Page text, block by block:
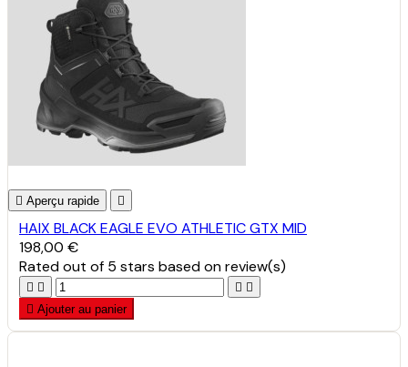
 Aperçu rapide 
HAIX BLACK EAGLE EVO ATHLETIC GTX MID
198,00 €
Ratedout of 5 stars based onreview(s)
   
 Ajouter au panier